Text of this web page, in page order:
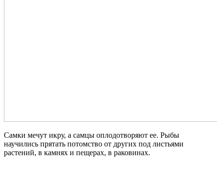
Самки мечут икру, а самцы оплодотворяют ее. Рыбы
научились прятать потомство от других под листьями
растений, в камнях и пещерах, в раковинах.